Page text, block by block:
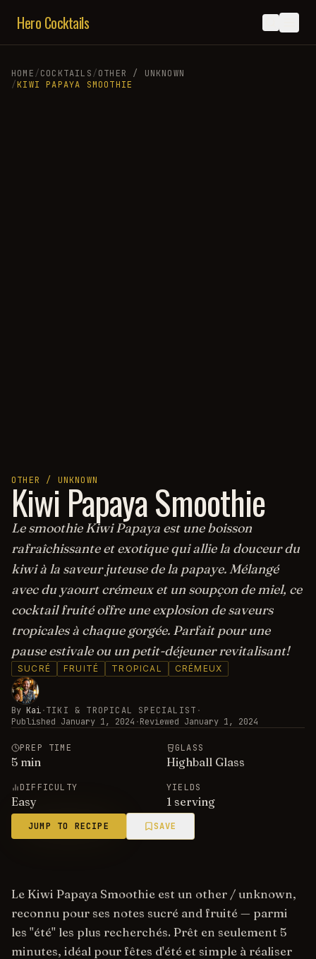
Hero Cocktails
HOME/COCKTAILS/OTHER / UNKNOWN
/KIWI PAPAYA SMOOTHIE
OTHER / UNKNOWN
Kiwi Papaya Smoothie
Le smoothie Kiwi Papaya est une boisson
rafraîchissante et exotique qui allie la douceur du
kiwi à la saveur juteuse de la papaye. Mélangé
avec du yaourt crémeux et un soupçon de miel, ce
cocktail fruité offre une explosion de saveurs
tropicales à chaque gorgée. Parfait pour une
pause estivale ou un petit-déjeuner revitalisant!
SUCRÉ FRUITÉ TROPICAL CRÉMEUX
By Kai·TIKI & TROPICAL SPECIALIST ·
Published January 1, 2024 ·Reviewed January 1, 2024
PREP TIME
5 min
GLASS
Highball Glass
DIFFICULTY
Easy
YIELDS
1 serving
JUMP TO RECIPE SAVE
Le Kiwi Papaya Smoothie est un other / unknown,
reconnu pour ses notes sucré and fruité — parmi
les "été" les plus recherchés. Prêt en seulement 5
minutes, idéal pour fêtes d'été et simple à réaliser